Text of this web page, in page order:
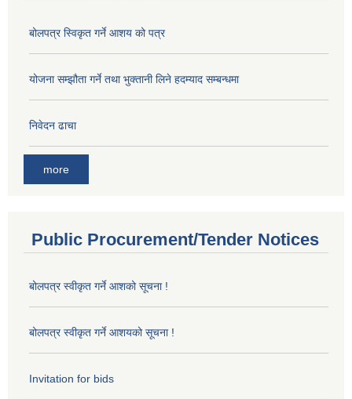
बोलपत्र स्विकृत गर्ने आशय को पत्र
योजना सम्झौता गर्ने तथा भुक्तानी लिने हदम्याद सम्बन्धमा
निवेदन ढाचा
more
Public Procurement/Tender Notices
बोलपत्र स्वीकृत गर्ने आशको सूचना !
बोलपत्र स्वीकृत गर्ने आशयको सूचना !
Invitation for bids